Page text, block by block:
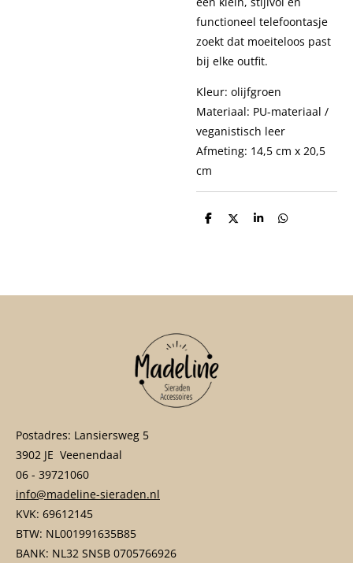
functioneel telefoontasje
zoekt dat moeiteloos past
bij elke outfit.
Kleur: olijfgroen
Materiaal: PU-materiaal /
veganistisch leer
Afmeting: 14,5 cm x 20,5
cm
D
D
S
D
Postadres: Lansiersweg 5
3902 JE Veenendaal
06 - 39721060
info@madeline-sieraden.nl
KVK: 69612145
BTW: NL001991635B85
BANK: NL32 SNSB 0705766926